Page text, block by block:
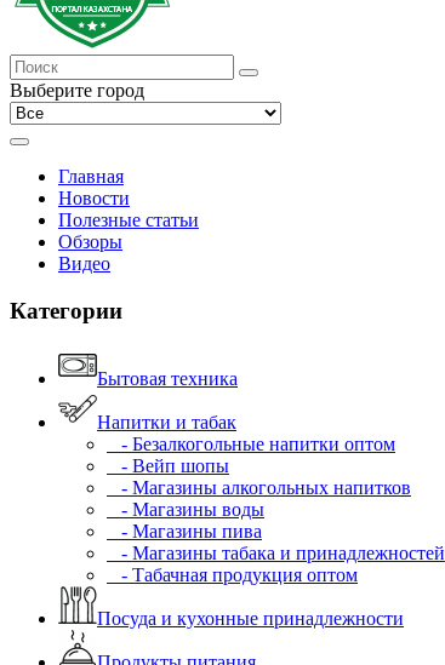
Выберите город
Главная
Новости
Полезные статьи
Обзоры
Видео
Категории
Бытовая техника
Напитки и табак
- Безалкогольные напитки оптом
- Вейп шопы
- Магазины алкогольных напитков
- Магазины воды
- Магазины пива
- Магазины табака и принадлежностей
- Табачная продукция оптом
Посуда и кухонные принадлежности